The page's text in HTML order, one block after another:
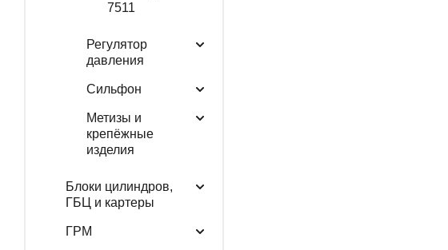
7511
Регулятор
давления
Сильфон
Метизы и
крепёжные
изделия
Блоки цилиндров,
ГБЦ и картеры
ГРМ